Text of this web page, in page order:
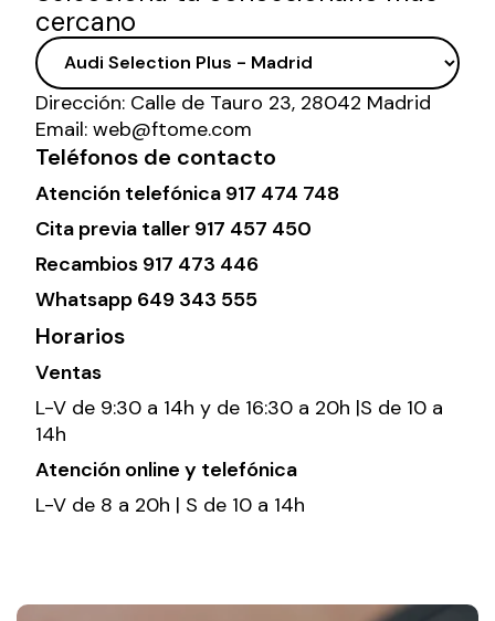
cercano
Dirección: Calle de Tauro 23, 28042 Madrid
Email: web@ftome.com
Teléfonos de contacto
Atención telefónica 917 474 748
Cita previa taller 917 457 450
Recambios 917 473 446
Whatsapp 649 343 555
Horarios
Ventas
L-V de 9:30 a 14h y de 16:30 a 20h |S de 10 a
14h
Atención online y telefónica
L-V de 8 a 20h | S de 10 a 14h